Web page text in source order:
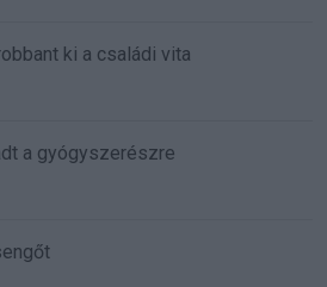
ki a családi vita
a gyógyszerészre